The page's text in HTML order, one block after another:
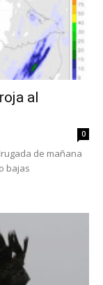
al
0
de mañana
bajas